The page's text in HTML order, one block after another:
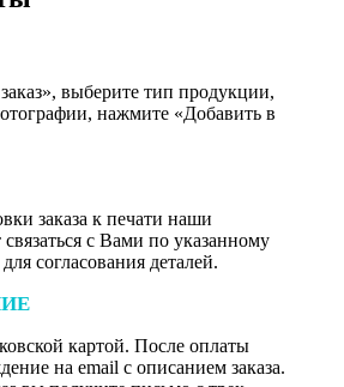
выберите тип продукции,
нажмите «Добавить в
заказа к печати наши
с Вами по указанному
согласования деталей.
картой. После оплаты
на email с описанием заказа.